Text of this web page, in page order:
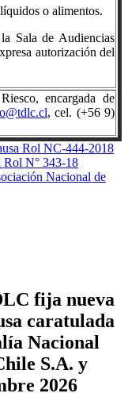
o alimentos.
Sala de Audiencias
autorización del
encargada de
, cel. (+56 9)
Rol NC-444-2018
Rol N° 343-18
Nacional de
fija nueva
caratulada
Nacional
S.A. y
2026